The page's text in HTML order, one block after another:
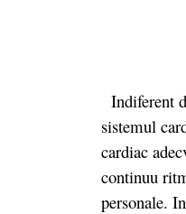
Indiferent
sistemul
cardiac
continuu
personale.